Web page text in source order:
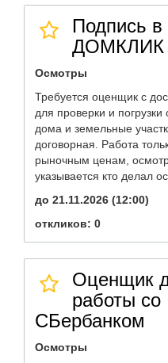
Подпись в
ДОМКЛИК
Осмотры
Требуется оценщик с
для проверки и
дома и земельные
договорная. Работа
рыночным ценам,
указывается кто делал
до 21.11.2026 (12:00)
откликов: 0
Оценщик
работы со
СБербанком
Осмотры